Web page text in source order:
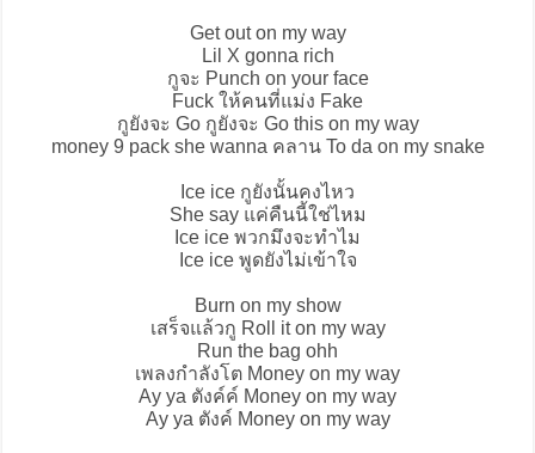
Get out on my way
Lil X gonna rich
กูจะ Punch on your face
Fuck ให้คนที่แม่ง Fake
กูยังจะ Go กูยังจะ Go this on my way
money 9 pack she wanna คลาน To da on my snake
Ice ice กูยังนั้นคงไหว
She say แค่คืนนี้ใช่ไหม
Ice ice พวกมึงจะทำไม
Ice ice พูดยังไม่เข้าใจ
Burn on my show
เสร็จแล้วกู Roll it on my way
Run the bag ohh
เพลงกำลังโต Money on my way
Ay ya ตังค์ค์ Money on my way
Ay ya ตังค์ Money on my way